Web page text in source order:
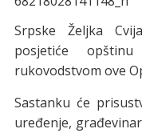
Srpske Željka
posjetiće
rukovodstvom ove
Sastanku će
uređenje,